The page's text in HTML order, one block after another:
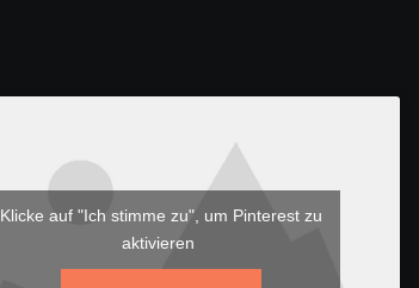
Klicke auf "Ich stimme zu", um Pinterest zu
aktivieren